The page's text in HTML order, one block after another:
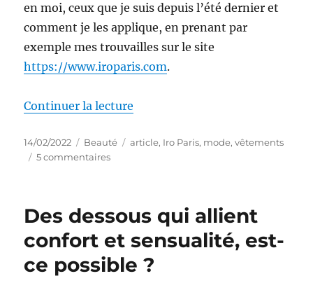
en moi, ceux que je suis depuis l’été dernier et
comment je les applique, en prenant par
exemple mes trouvailles sur le site
https://www.iroparis.com.
Continuer la lecture
Publié
le
14/02/2022 Catégories
Beauté Étiquettes
article, Iro Paris, mode,vêtements
5 commentairessur
ma
wardrobe
Des dessous qui allient
confort et sensualité, est-
ce possible ?